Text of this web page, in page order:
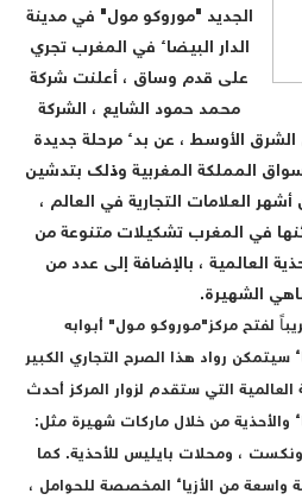
الجديد "موروكو مول" في مدينة
الدار البيضاء في المغرب تجري
على قدم وساق ، أعلنت شركة
محمد حمود الشايع ، الشركة
الشرق الأوسط ، عن بدء مرحلة جديدة
المملكة المغربية وذلك بتدشين
العلامات التجارية في العالم ،
في المغرب تشكيلات متنوعة من
العالمية ، بالإضافة إلى عدد من
الشهيرة.
لفتح مركز"موروكو مول" أبوابه
سيتمكن رواد هذا الصرح التجاري الكبير
التي ستقدم لزوار المركز أحدث
والأحذية من خلال ماركات شهيرة مثل:
، ومحلات بايليس للأحذية. كما
من الأزياء المخصصة للحوامل ،